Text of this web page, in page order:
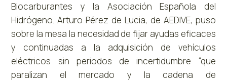
Biocarburantes y la Asociación Española del
Hidrógeno. Arturo Pérez de Lucia, de AEDIVE, puso
sobre la mesa la necesidad de fijar ayudas eficaces
y continuadas a la adquisición de vehículos
eléctricos sin periodos de incertidumbre “que
paralizan el mercado y la cadena de